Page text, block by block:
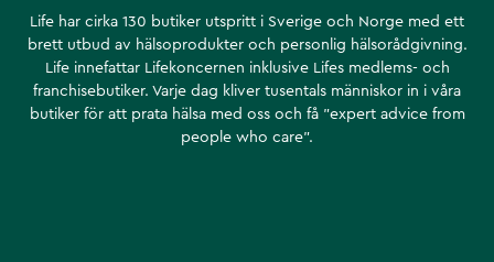
Life har cirka 130 butiker utspritt i Sverige och Norge med ett
brett utbud av hälsoprodukter och personlig hälsorådgivning.
Life innefattar Lifekoncernen inklusive Lifes medlems- och
franchisebutiker. Varje dag kliver tusentals människor in i våra
butiker för att prata hälsa med oss och få ”expert advice from
people who care”.